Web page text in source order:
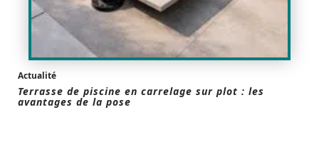
Actualité
Terrasse de piscine en carrelage sur plot : les
avantages de la pose